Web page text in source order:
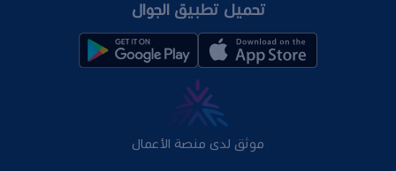
تحميل تطبيق الجوال
موثق لدى منصة الأعمال